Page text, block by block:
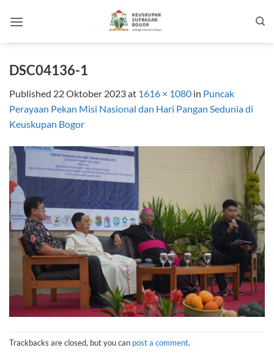
DSC04136-1
Published 22 Oktober 2023at 1616 × 1080 in Puncak
Perayaan Pekan Misi Nasional dan Hari Pangan Sedunia di
Keuskupan Bogor
Trackbacks are closed, but you can post a comment.